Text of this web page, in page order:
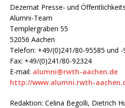
Dezernat Presse- und
Alumni-Team
Templergraben 55
52056 Aachen
Telefon: +49/(0)241/80-95585 und -
Fax: +49/(0)241/80-92324
E-mail: alumni@rwth-aachen.de
http://www.alumni.rwth-
Redaktion: Celina Begolli, Dietrich